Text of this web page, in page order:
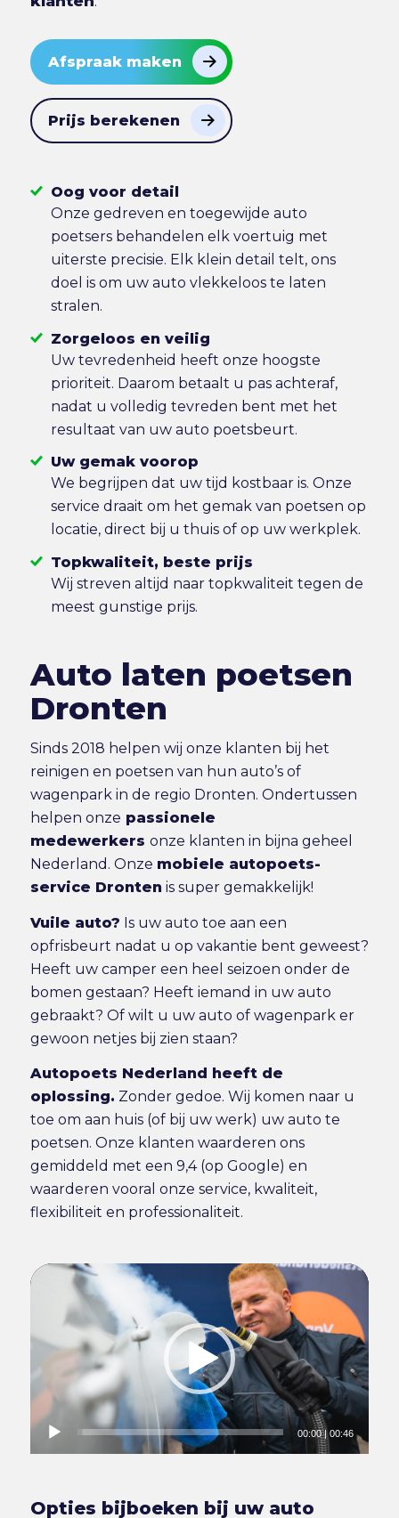
Afspraak maken
Prijs berekenen
Oog voor detail
Onze gedreven en toegewijde auto
poetsers behandelen elk voertuig met
uiterste precisie. Elk klein detail telt, ons
doel is om uw auto vlekkeloos te laten
stralen.
Zorgeloos en veilig
Uw tevredenheid heeft onze hoogste
prioriteit. Daarom betaalt u pas achteraf,
nadat u volledig tevreden bent met het
resultaat van uw auto poetsbeurt.
Uw gemak voorop
We begrijpen dat uw tijd kostbaar is. Onze
service draait om het gemak van poetsen op
locatie, direct bij u thuis of op uw werkplek.
Topkwaliteit, beste prijs
Wij streven altijd naar topkwaliteit tegen de
meest gunstige prijs.
Auto laten poetsen
Dronten
Sinds 2018 helpen wij onze klanten bij het
reinigen en poetsen van hun auto’s of
wagenpark in de regio Dronten. Ondertussen
helpen onze passionele
medewerkers onze klanten in bijna geheel
Nederland. Onze mobiele autopoets-
service Dronten is super gemakkelijk!
Vuile auto? Is uw auto toe aan een
opfrisbeurt nadat u op vakantie bent geweest?
Heeft uw camper een heel seizoen onder de
bomen gestaan? Heeft iemand in uw auto
gebraakt? Of wilt u uw auto of wagenpark er
gewoon netjes bij zien staan?
Autopoets Nederland heeft de
oplossing. Zonder gedoe. Wij komen naar u
toe om aan huis (of bij uw werk) uw auto te
poetsen. Onze klanten waarderen ons
gemiddeld met een 9,4 (op Google) en
waarderen vooral onze service, kwaliteit,
flexibiliteit en professionaliteit.
00:00|00:46
Opties bijboeken bij uw auto